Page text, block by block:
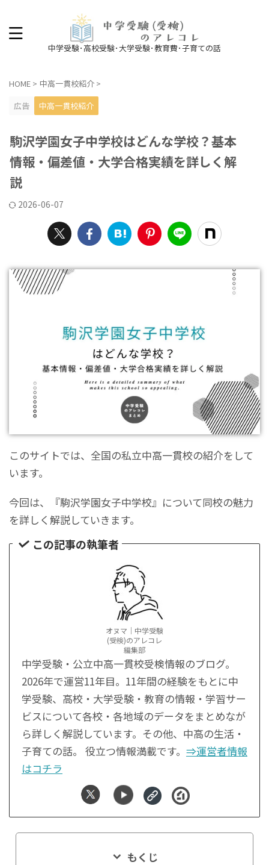
中学受験･高校受験･大学受験･教育費･子育ての話
HOME > 中高一貫校紹介 >
広告
中高一貫校紹介
駒沢学園女子中学校はどんな学校？基本
情報・偏差値・大学合格実績を詳しく解
説
2026-06-07
このサイトでは、全国の私立中高一貫校の紹介をして
います。
今回は、『駒沢学園女子中学校』について同校の魅力
を詳しく解説していきます。
この記事の執筆者
オヌマ｜中学受験
(受検)のアレコレ
編集部
中学受験・公立中高一貫校受検情報のブログ。
2026年で運営11年目。11年間の経験をもとに中
学受験、高校・大学受験・教育の情報・学習サー
ビスについて各校・各地域のデータをまとめなが
ら詳しく解説しています。その他、中高の生活・
子育ての話。 役立つ情報満載です。 ⇒運営者情報
はコチラ
もくじ